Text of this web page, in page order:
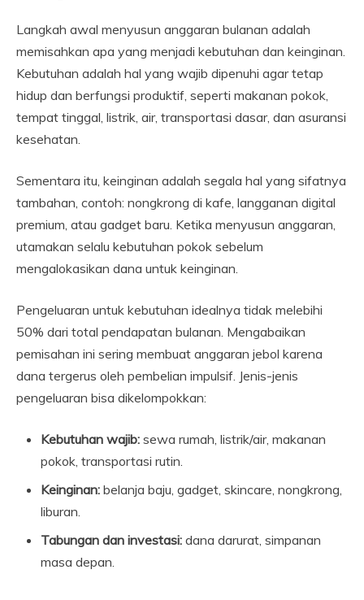
Langkah awal menyusun anggaran bulanan adalah
memisahkan apa yang menjadi kebutuhan dan keinginan.
Kebutuhan adalah hal yang wajib dipenuhi agar tetap
hidup dan berfungsi produktif, seperti makanan pokok,
tempat tinggal, listrik, air, transportasi dasar, dan asuransi
kesehatan.
Sementara itu, keinginan adalah segala hal yang sifatnya
tambahan, contoh: nongkrong di kafe, langganan digital
premium, atau gadget baru. Ketika menyusun anggaran,
utamakan selalu kebutuhan pokok sebelum
mengalokasikan dana untuk keinginan.
Pengeluaran untuk kebutuhan idealnya tidak melebihi
50% dari total pendapatan bulanan. Mengabaikan
pemisahan ini sering membuat anggaran jebol karena
dana tergerus oleh pembelian impulsif. Jenis-jenis
pengeluaran bisa dikelompokkan:
Kebutuhan wajib: sewa rumah, listrik/air, makanan
pokok, transportasi rutin.
Keinginan: belanja baju, gadget, skincare, nongkrong,
liburan.
Tabungan dan investasi: dana darurat, simpanan
masa depan.